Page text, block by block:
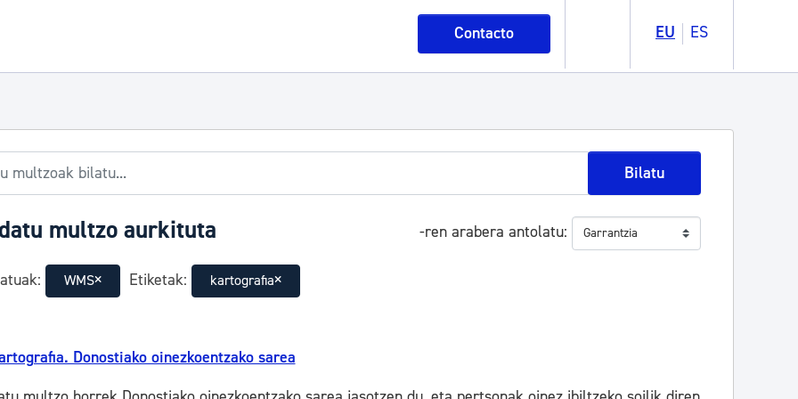
Contacto
EU ES
Bilatu
-ren arabera antolatu
multzo aurkituta
WMS Etiketak: kartografia
Donostiako oinezkoentzako sarea